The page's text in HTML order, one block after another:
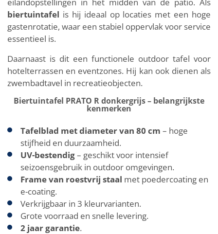
biertuintafel is hij ideaal op locaties met een hoge
gastenrotatie, waar een stabiel oppervlak voor service
essentieel is.
Daarnaast is dit een functionele outdoor tafel voor
hotelterrassen en eventzones. Hij kan ook dienen als
zwembadtavel in recreatieobjecten.
Biertuintafel PRATO R donkergrijs – belangrijkste
kenmerken
Tafelblad met diameter van 80 cm – hoge
stijfheid en duurzaamheid.
UV-bestendig– geschikt voor intensief
seizoensgebruik in outdoor omgevingen.
Frame van roestvrij staal met poedercoating en
e-coating.
Verkrijgbaar in 3 kleurvarianten.
Grote voorraad en snelle levering.
2 jaar garantie.